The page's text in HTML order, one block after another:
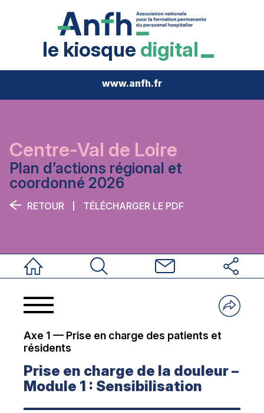
le kiosque digital
www.anfh.fr
Accueil Rechercher Nous contacter Réseaux
Centre-Val de Loire
Plan d’actions régional et
coordonné 2026
RETOUR TÉLÉCHARGER LE PDF
Axe 1 — Prise en charge des patients et
résidents
Prise en charge de la douleur –
Module 1 : Sensibilisation